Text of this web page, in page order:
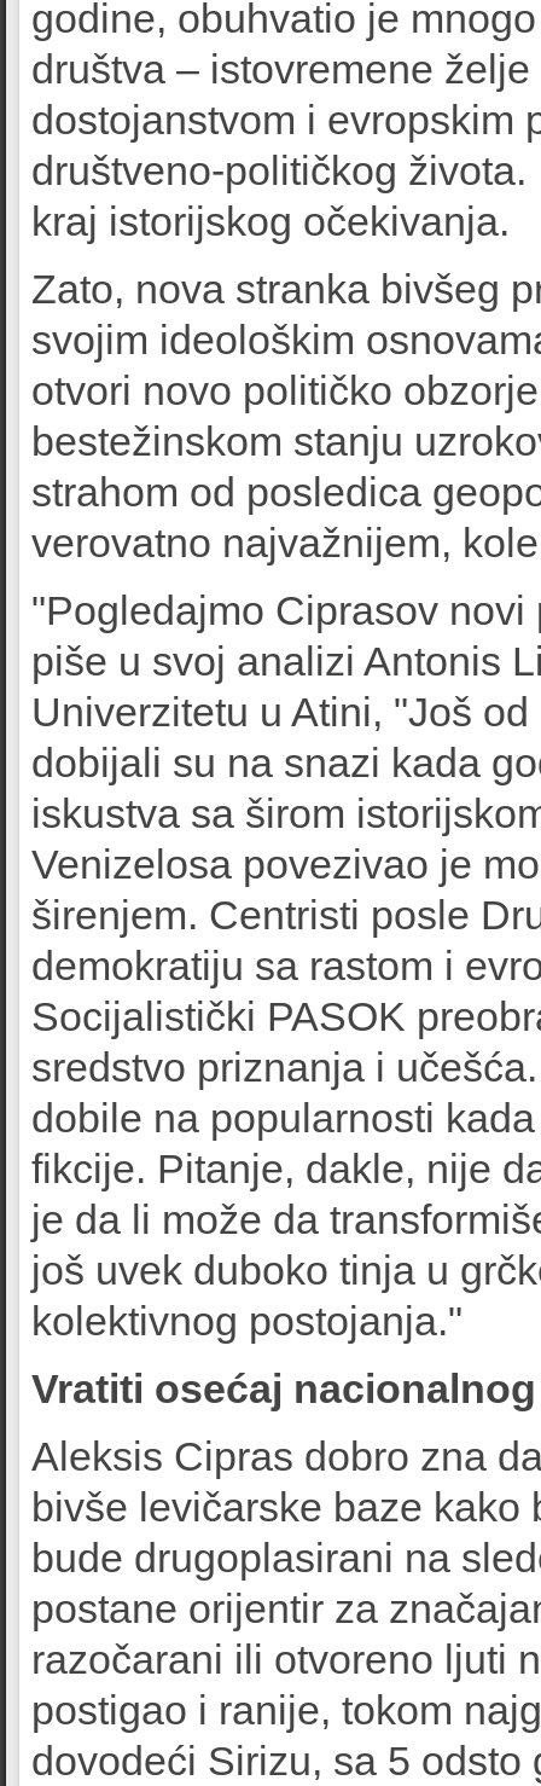
godine, obuhvatio je
društva – istovremene
dostojanstvom i evropskim
društveno-političkog
kraj istorijskog očekivanja.
Zato, nova stranka bivšeg
svojim ideološkim
otvori novo političko
bestežinskom stanju
strahom od posledica
verovatno najvažnijem,
"Pogledajmo Ciprasov
piše u svoj analizi Antonis
Univerzitetu u Atini, "Još
dobijali su na snazi kada
iskustva sa širom
Venizelosa povezivao je
širenjem. Centristi posle
demokratiju sa rastom i
Socijalistički PASOK
sredstvo priznanja i
dobile na popularnosti
fikcije. Pitanje, dakle, nije
je da li može da
još uvek duboko tinja u
kolektivnog postojanja."
Vratiti osećaj
Aleksis Cipras dobro zna
bivše levičarske baze
bude drugoplasirani na
postane orijentir za
razočarani ili otvoreno ljuti
postigao i ranije, tokom
dovodeći Sirizu, sa 5